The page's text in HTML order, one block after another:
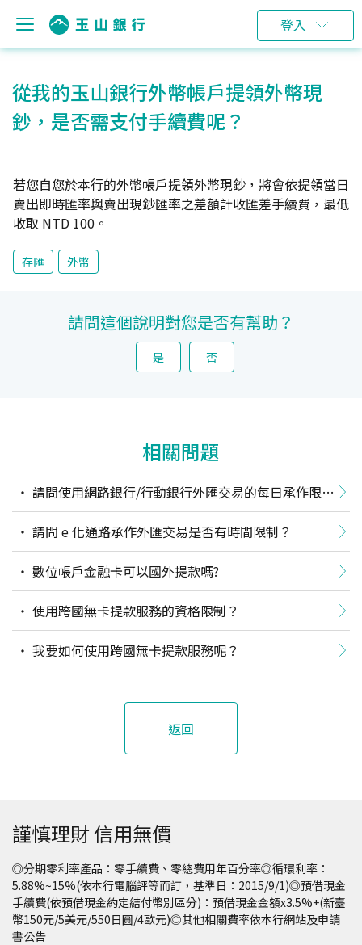
登入
從我的玉山銀行外幣帳戶提領外幣現
鈔，是否需支付手續費呢？
若您自您於本行的外幣帳戶提領外幣現鈔，將會依提領當日
賣出即時匯率與賣出現鈔匯率之差額計收匯差手續費，最低
收取 NTD 100。
存匯 外幣
請問這個說明對您是否有幫助？
是 否
相關問題
為？請問 e 化通路承作外匯交易是否有時間限制？
數位帳戶金融卡可以國外提款嗎?
使用跨國無卡提款服務的資格限制？
我要如何使用跨國無卡提款服務呢？
返回
謹慎理財 信用無價
◎分期零利率產品：零手續費、零總費用年百分率◎循環利率：
5.88%~15%(依本行電腦評等而訂，基準日：2015/9/1)◎預借現金
手續費(依預借現金約定結付幣別區分)：預借現金金額x3.5%+(新臺
幣150元/5美元/550日圓/4歐元)◎其他相關費率依本行網站及申請
書公告